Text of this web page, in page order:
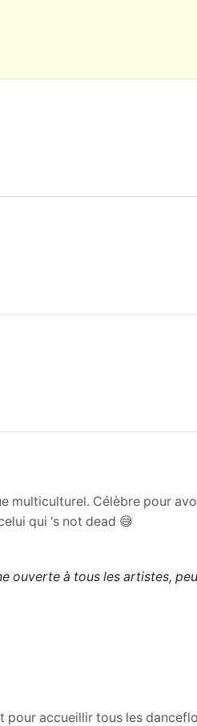
multiculturel. Célèbre pour
qui ‘s not dead 😅
ouverte à tous les artistes,
pour accueillir tous les